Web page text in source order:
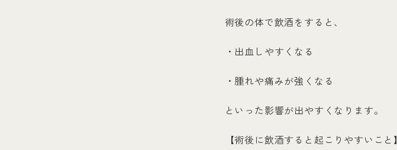
術後の体で飲酒をすると、
・出血しやすくなる
・腫れや痛みが強くなる
といった影響が出やすくなります。
【術後に飲酒すると起こりやすいこと】